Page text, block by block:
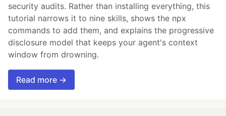
security audits. Rather than installing everything, this
tutorial narrows it to nine skills, shows the npx
commands to add them, and explains the progressive
disclosure model that keeps your agent's context
window from drowning.
Read more →